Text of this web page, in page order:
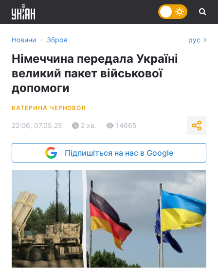
Новини › Зброя рус
Німеччина передала Україні
великий пакет військової
допомоги
КАТЕРИНА ЧЕРНОВОЛ
22:06, 07.05.25 2 хв. 14665
Підпишіться на нас в Google